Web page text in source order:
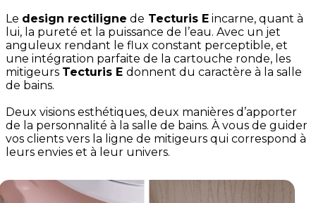
Le design rectiligne de Tecturis E incarne, quant à
lui, la pureté et la puissance de l’eau. Avec un jet
anguleux rendant le flux constant perceptible, et
une intégration parfaite de la cartouche ronde, les
mitigeurs Tecturis E donnent du caractère à la salle
de bains.
Deux visions esthétiques, deux manières d’apporter
de la personnalité à la salle de bains. À vous de guider
vos clients vers la ligne de mitigeurs qui correspond à
leurs envies et à leur univers.